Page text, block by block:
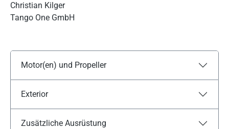
Christian Kilger
Tango One GmbH
Motor(en) und Propeller
Exterior
Zusätzliche Ausrüstung